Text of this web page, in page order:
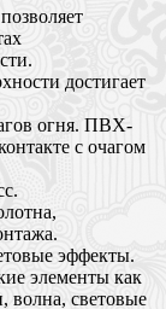
достигает
огня. ПВХ-
с очагом
эффекты.
элементы как
волна, световые